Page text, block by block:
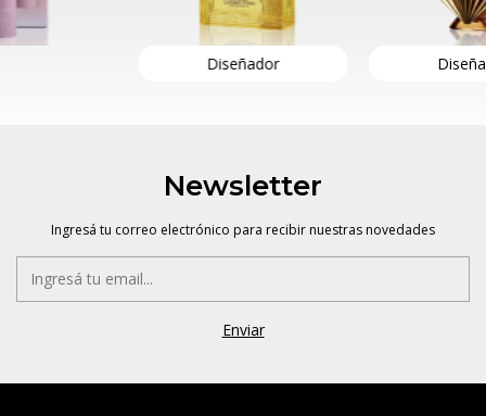
Diseñador
Newsletter
Ingresá tu correo electrónico para recibir nuestras novedades